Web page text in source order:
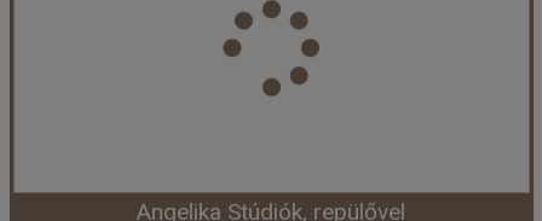
Város:Lassi
Utazás módja:
Repülővel
Ellátás: Ellátás nélkül
Szálláskategória: Apartmanház
2 ágyas oldal tengerre néző stúdió
Időpont: 2026-09-18 | 7 éj
Angelika Stúdiók, repülővel